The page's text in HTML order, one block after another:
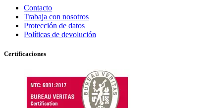
Contacto
Trabaja con nosotros
Protección de datos
Políticas de devolución
Certificaciones